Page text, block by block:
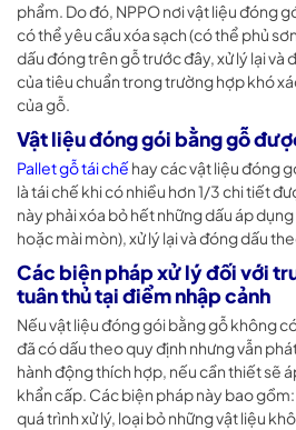
phẩm. Do đó, NPPO nơi vật liệu đóng
có thể yêu cầu xóa sạch (có thể phủ
dấu đóng trên gỗ trước đây, xử lý lại và
của tiêu chuẩn trong trường hợp khó
của gỗ.
Vật liệu đóng gói bằng gỗ
Pallet gỗ tái chếhay các vật liệu đóng
là tái chế khi có nhiều hơn 1/3 chi tiết
này phải xóa bỏ hết những dấu áp
hoặc mài mòn), xử lý lại và đóng dấu
Các biện pháp xử lý đối với
tuân thủ tại điểm nhập cảnh
Nếu vật liệu đóng gói bằng gỗ không
đã có dấu theo quy định nhưng vẫn
hành động thích hợp, nếu cần thiết sẽ
khẩn cấp. Các biện pháp này bao
quá trình xử lý, loại bỏ những vật liệu